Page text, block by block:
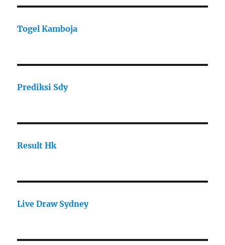
Togel Kamboja
Prediksi Sdy
Result Hk
Live Draw Sydney